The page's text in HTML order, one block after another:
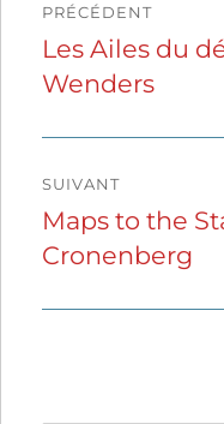
de
l’article
PRÉCÉDENT
Publication
précédente :
Les Ailes du
Wenders
SUIVANT
Publication
suivante :
Maps to the
Cronenberg